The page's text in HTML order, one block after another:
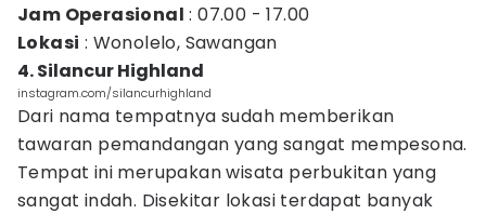
Jam Operasional : 07.00 - 17.00
Lokasi : Wonolelo, Sawangan
4. Silancur Highland
instagram.com/silancurhighland
Dari nama tempatnya sudah memberikan
tawaran pemandangan yang sangat mempesona.
Tempat ini merupakan wisata perbukitan yang
sangat indah. Disekitar lokasi terdapat banyak